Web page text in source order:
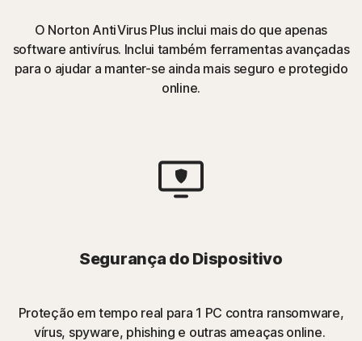
O Norton AntiVirus Plus inclui mais do que apenas
software antivírus. Inclui também ferramentas avançadas
para o ajudar a manter-se ainda mais seguro e protegido
online.
Segurança do Dispositivo
Proteção em tempo real para 1 PC contra ransomware,
vírus, spyware, phishing e outras ameaças online.